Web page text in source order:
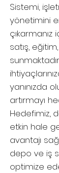
Sistemi,
yönetimini
satış,
yanınızda
artırmayı
Hedefimiz,
etkin hale
avantajı
depo ve iş
optimize